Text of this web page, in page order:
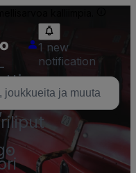
1 new
notification